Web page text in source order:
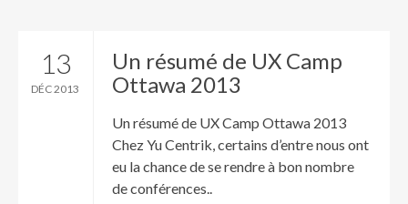
13
DÉC 2013
Un résumé de UX Camp
Ottawa 2013
Un résumé de UX Camp Ottawa 2013
Chez Yu Centrik, certains d’entre nous ont
eu la chance de se rendre à bon nombre
de conférences..